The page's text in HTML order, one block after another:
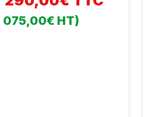
075,00€ HT)